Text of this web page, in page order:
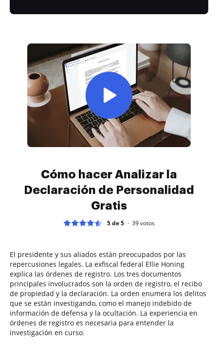
Cómo hacer Analizar la
Declaración de Personalidad
Gratis
5 de 5 39votos
El presidente y sus aliados están preocupados por las
repercusiones legales. La exfiscal federal Ellie Honing
explica las órdenes de registro. Los tres documentos
principales involucrados son la orden de registro, el recibo
de propiedad y la declaración. La orden enumera los delitos
que se están investigando, como el manejo indebido de
información de defensa y la ocultación. La experiencia en
órdenes de registro es necesaria para entender la
investigación en curso.